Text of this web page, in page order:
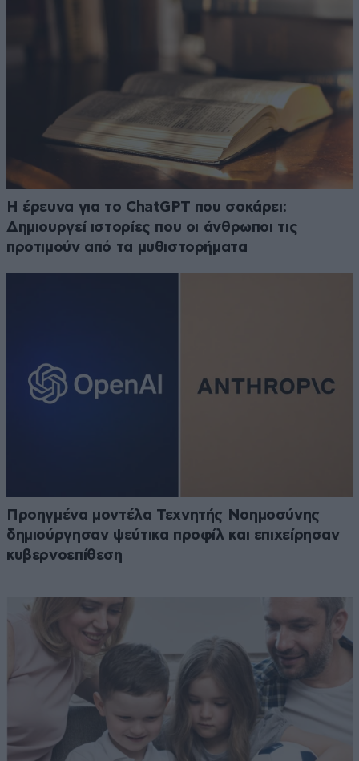
H έρευνα για το ChatGPT που σοκάρει:
Δημιουργεί ιστορίες που οι άνθρωποι τις
προτιμούν από τα μυθιστορήματα
Προηγμένα μοντέλα Τεχνητής Νοημοσύνης
δημιούργησαν ψεύτικα προφίλ και επιχείρησαν
κυβερνοεπίθεση